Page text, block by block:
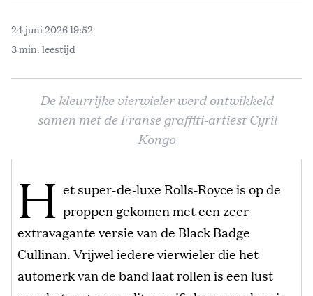
24 juni 2026 19:52
3 min. leestijd
De kleurrijke vierwieler werd ontwikkeld
samen met de Franse graffiti-artiest Cyril
Kongo
H et super-de-luxe Rolls-Royce is op de
proppen gekomen met een zeer
extravagante versie van de Black Badge
Cullinan. Vrijwel iedere vierwieler die het
automerk van de band laat rollen is een lust